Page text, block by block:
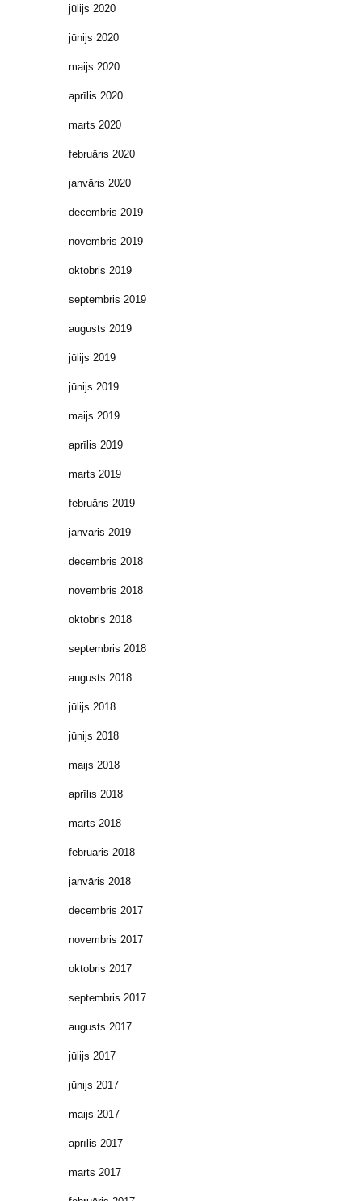
jūlijs 2020
jūnijs 2020
maijs 2020
aprīlis 2020
marts 2020
februāris 2020
janvāris 2020
decembris 2019
novembris 2019
oktobris 2019
septembris 2019
augusts 2019
jūlijs 2019
jūnijs 2019
maijs 2019
aprīlis 2019
marts 2019
februāris 2019
janvāris 2019
decembris 2018
novembris 2018
oktobris 2018
septembris 2018
augusts 2018
jūlijs 2018
jūnijs 2018
maijs 2018
aprīlis 2018
marts 2018
februāris 2018
janvāris 2018
decembris 2017
novembris 2017
oktobris 2017
septembris 2017
augusts 2017
jūlijs 2017
jūnijs 2017
maijs 2017
aprīlis 2017
marts 2017